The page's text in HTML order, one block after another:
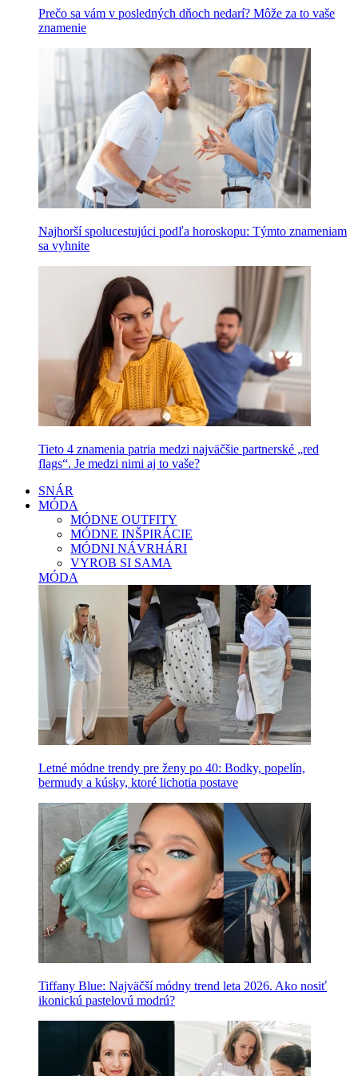
Prečo sa vám v posledných dňoch nedarí? Môže za to vaše
znamenie
Najhorší spolucestujúci podľa horoskopu: Týmto znameniam
sa vyhnite
Tieto 4 znamenia patria medzi najväčšie partnerské „red
flags“. Je medzi nimi aj to vaše?
SNÁR
MÓDA
MÓDNE OUTFITY
MÓDNE INŠPIRÁCIE
MÓDNI NÁVRHÁRI
VYROB SI SAMA
MÓDA
Letné módne trendy pre ženy po 40: Bodky, popelín,
bermudy a kúsky, ktoré lichotia postave
Tiffany Blue: Najväčší módny trend leta 2026. Ako nosiť
ikonickú pastelovú modrú?